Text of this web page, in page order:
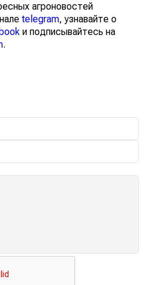
агроновостей
telegram, узнавайте о
и подписывайтесь на
.